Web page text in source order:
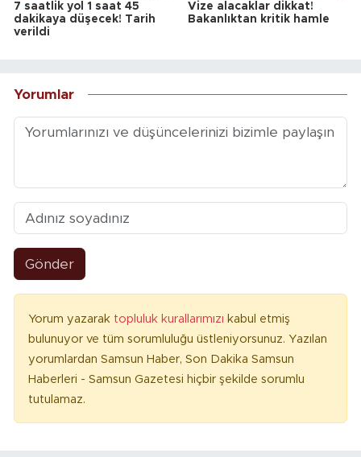
7 saatlik yol 1 saat 45
dakikaya düşecek! Tarih
verildi
Vize alacaklar dikkat!
Bakanlıktan kritik hamle
Yorumlar
Gönder
Yorum yazarak topluluk kurallarımızı kabul etmiş
bulunuyor ve tüm sorumluluğu üstleniyorsunuz. Yazılan
yorumlardan Samsun Haber, Son Dakika Samsun
Haberleri - Samsun Gazetesi hiçbir şekilde sorumlu
tutulamaz.